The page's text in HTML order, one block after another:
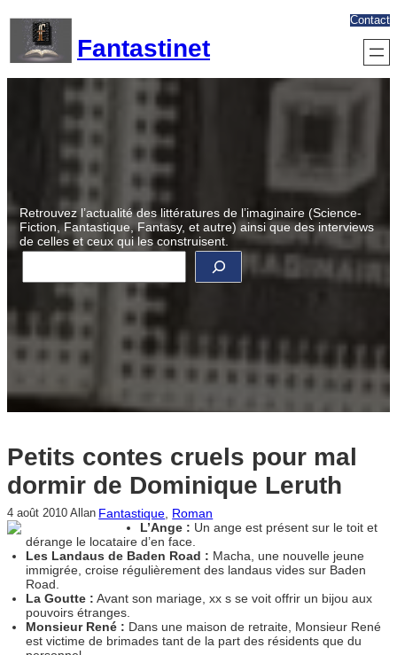
contenu
Fantastinet
Contact
Retrouvez l’actualité des littératures de l’imaginaire (Science-
Fiction, Fantastique, Fantasy, et autre) ainsi que des interviews
de celles et ceux qui les construisent.
R
c
c
Petits contes cruels pour mal
dormir de Dominique Leruth
4 août 2010 Allan Fantastique, Roman
L’Ange : Un ange est présent sur le toit et
dérange le locataire d’en face.
Les Landaus de Baden Road : Macha, une nouvelle jeune
immigrée, croise régulièrement des landaus vides sur Baden
Road.
La Goutte : Avant son mariage, xx s se voit offrir un bijou aux
pouvoirs étranges.
Monsieur René : Dans une maison de retraite, Monsieur René
est victime de brimades tant de la part des résidents que du